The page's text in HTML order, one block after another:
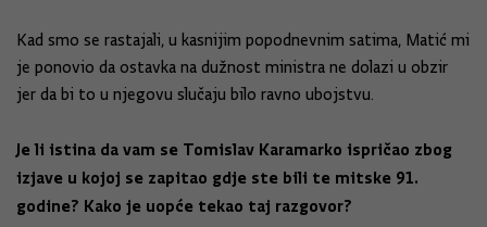
Kad smo se rastajali, u kasnijim popodnevnim satima, Matić mi
je ponovio da ostavka na dužnost ministra ne dolazi u obzir
jer da bi to u njegovu slučaju bilo ravno ubojstvu.
Je li istina da vam se Tomislav Karamarko ispričao zbog
izjave u kojoj se zapitao gdje ste bili te mitske 91.
godine? Kako je uopće tekao taj razgovor?